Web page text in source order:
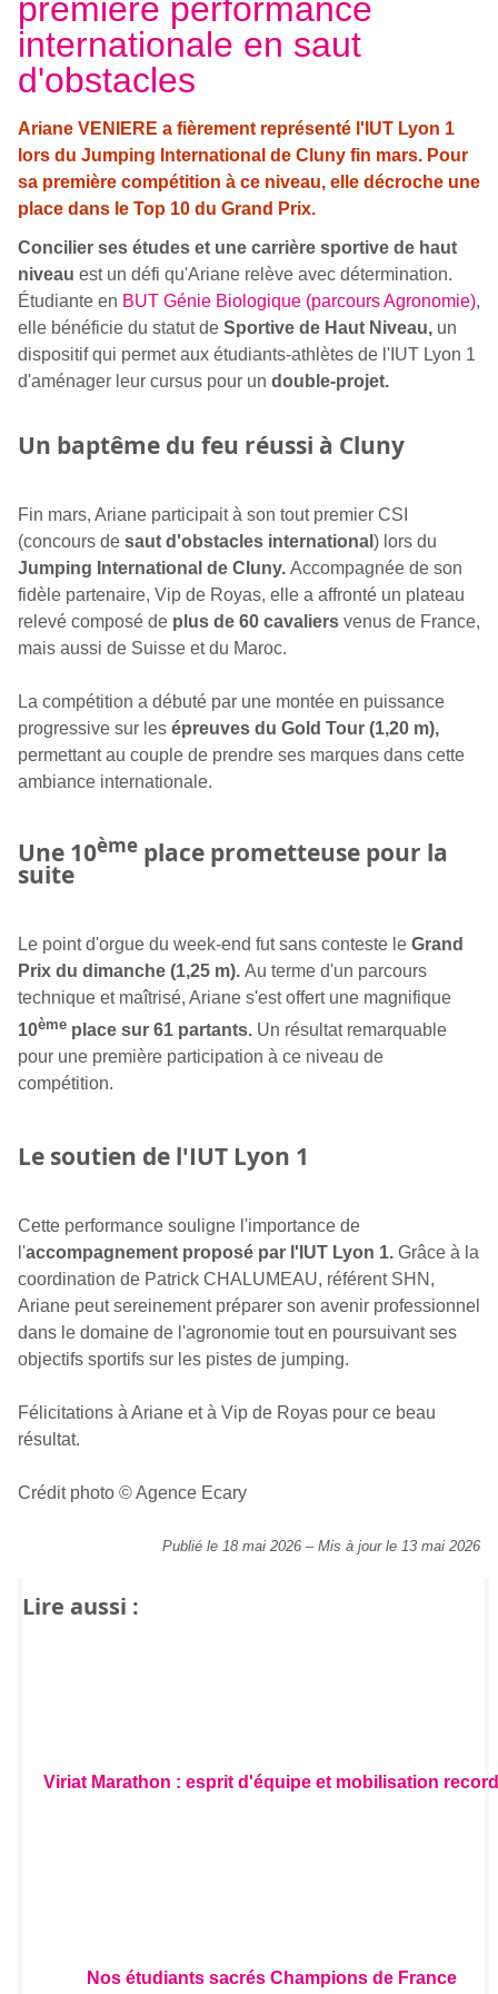
première performance
internationale en saut
d'obstacles
Ariane VENIERE a fièrement représenté l'IUT Lyon 1
lors du Jumping International de Cluny fin mars. Pour
sa première compétition à ce niveau, elle décroche une
place dans le Top 10 du Grand Prix.
Concilier ses études et une carrière sportive de haut
niveau est un défi qu'Ariane relève avec détermination.
Étudiante en BUT Génie Biologique (parcours Agronomie),
elle bénéficie du statut de Sportive de Haut Niveau, un
dispositif qui permet aux étudiants-athlètes de l'IUT Lyon 1
d'aménager leur cursus pour un double-projet.
Un baptême du feu réussi à Cluny
Fin mars, Ariane participait à son tout premier CSI
(concours de saut d'obstacles international ) lors du
Jumping International de Cluny. Accompagnée de son
fidèle partenaire, Vip de Royas, elle a affronté un plateau
relevé composé de plus de 60 cavaliers venus de France,
mais aussi de Suisse et du Maroc.
La compétition a débuté par une montée en puissance
progressive sur les épreuves du Gold Tour (1,20 m),
permettant au couple de prendre ses marques dans cette
ambiance internationale.
Une 10ème place prometteuse pour la
suite
Le point d'orgue du week-end fut sans conteste le Grand
Prix du dimanche (1,25 m). Au terme d'un parcours
technique et maîtrisé, Ariane s'est offert une magnifique
10ème place sur 61 partants. Un résultat remarquable
pour une première participation à ce niveau de
compétition.
Le soutien de l'IUT Lyon 1
Cette performance souligne l'importance de
l'accompagnement proposé par l'IUT Lyon 1. Grâce à la
coordination de Patrick CHALUMEAU, référent SHN,
Ariane peut sereinement préparer son avenir professionnel
dans le domaine de l'agronomie tout en poursuivant ses
objectifs sportifs sur les pistes de jumping.
Félicitations à Ariane et à Vip de Royas pour ce beau
résultat.
Crédit photo © Agence Ecary
Publié le 18 mai 2026 – Mis à jour le 13 mai 2026
Lire aussi :
Viriat Marathon : esprit d'équipe et mobilisation
Nos étudiants sacrés Champions de France